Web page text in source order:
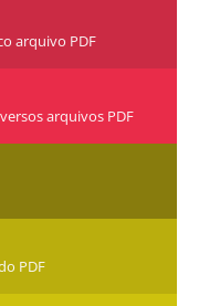
arquivo PDF
arquivos PDF
PDF